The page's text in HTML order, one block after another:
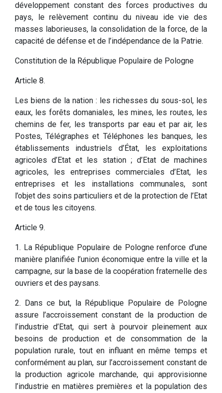
développement constant des forces productives du
pays, le relèvement continu du niveau ide vie des
masses laborieuses, la consolidation de la force, de la
capacité de défense et de l’indépendance de la Patrie.
Constitution de la République Populaire de Pologne
Article 8.
Les biens de la nation : les richesses du sous-sol, les
eaux, les forêts domaniales, les mines, les routes, les
chemins de fer, les transports par eau et par air, les
Postes, Télégraphes et Téléphones les banques, les
établissements industriels d’État, les exploitations
agricoles d’Etat et les station ; d’Etat de machines
agricoles, les entreprises commerciales d’Etat, les
entreprises et les installations communales, sont
l’objet des soins particuliers et de la protection de l’Etat
et de tous les citoyens.
Article 9.
1. La République Populaire de Pologne renforce d’une
manière planifiée l’union économique entre la ville et la
campagne, sur la base de la coopération fraternelle des
ouvriers et des paysans.
2. Dans ce but, la République Populaire de Pologne
assure l’accroissement constant de la production de
l’industrie d’Etat, qui sert à pourvoir pleinement aux
besoins de production et de consommation de la
population rurale, tout en influant en même temps et
conformément au plan, sur l’accroissement constant de
la production agricole marchande, qui approvisionne
l’industrie en matières premières et la population des